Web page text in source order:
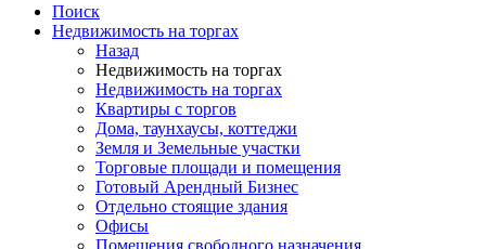
Поиск
Недвижимость на торгах
Назад
Недвижимость на торгах
Недвижимость на торгах
Квартиры с торгов
Дома, таунхаусы, коттеджи
Земля и Земельные участки
Торговые площади и помещения
Готовый Арендный Бизнес
Отдельно стоящие здания
Офисы
Помещения свободного назначения